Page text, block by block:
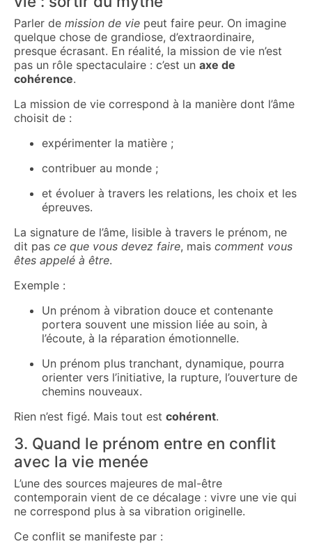
Parler de mission de vie peut faire peur. On imagine
quelque chose de grandiose, d’extraordinaire,
presque écrasant. En réalité, la mission de vie n’est
pas un rôle spectaculaire : c’est un axe de
cohérence.
La mission de vie correspond à la manière dont l’âme
choisit de :
expérimenter la matière ;
contribuer au monde ;
et évoluer à travers les relations, les choix et les
épreuves.
La signature de l’âme, lisible à travers le prénom, ne
dit pas ce que vous devez faire, mais comment vous
êtes appelé à être.
Exemple :
Un prénom à vibration douce et contenante
portera souvent une mission liée au soin, à
l’écoute, à la réparation émotionnelle.
Un prénom plus tranchant, dynamique, pourra
orienter vers l’initiative, la rupture, l’ouverture de
chemins nouveaux.
Rien n’est figé. Mais tout est cohérent.
3. Quand le prénom entre en conflit
avec la vie menée
L’une des sources majeures de mal-être
contemporain vient de ce décalage : vivre une vie qui
ne correspond plus à sa vibration originelle.
Ce conflit se manifeste par :